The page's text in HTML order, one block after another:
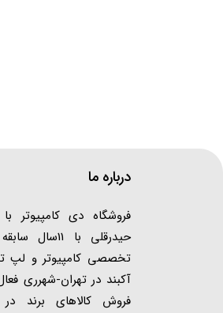
درباره ما
فروشگاه دی کامپیوتر
حیدرقلی با
تخصصی کامپیوتر و لپ
آکبند در تهران-شهرری
فروش کالاهای برند